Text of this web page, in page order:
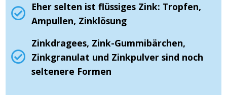
Eher selten ist flüssiges Zink: Tropfen,
Ampullen, Zinklösung
Zinkdragees, Zink-Gummibärchen,
Zinkgranulat und Zinkpulver sind noch
seltenere Formen